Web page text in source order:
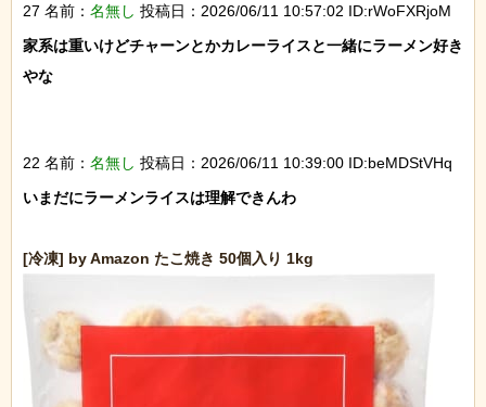
27 名前： 名無し 投稿日：2026/06/11 10:57:02 ID:rWoFXRjoM
家系は重いけどチャーンとかカレーライスと一緒にラーメン好き
やな
22 名前： 名無し 投稿日：2026/06/11 10:39:00 ID:beMDStVHq
いまだにラーメンライスは理解できんわ